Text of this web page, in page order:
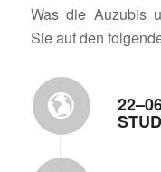
Was die Auzubis
Sie auf den